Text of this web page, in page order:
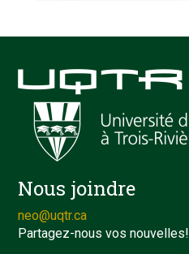
Nous joindre
neo@uqtr.ca
Partagez-nous vos nouvelles!